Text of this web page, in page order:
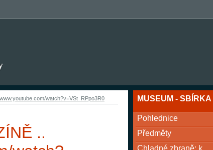
watch?v=VSt_RPpo3R0
..
MUSEUM - SBÍRKA
Pohlednice
Předměty
Chladné zbraně: k...